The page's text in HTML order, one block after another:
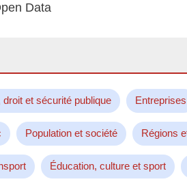
Data
et sécurité publique Entreprises
Population et société Régions
Éducation, culture et sport